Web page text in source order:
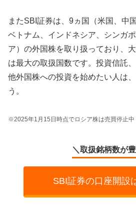
またSBI証券は、9ヵ国（米国、中
ベトナム、インドネシア、シンガ
ア）の外国株を取り扱っており、
は最大の取扱国数です。投資信託
他外国株への投資を始めたい人は
う。
※2025年1月15日時点でロシア株は売買停止中
＼取扱銘柄数が
SBI証券の口座開設